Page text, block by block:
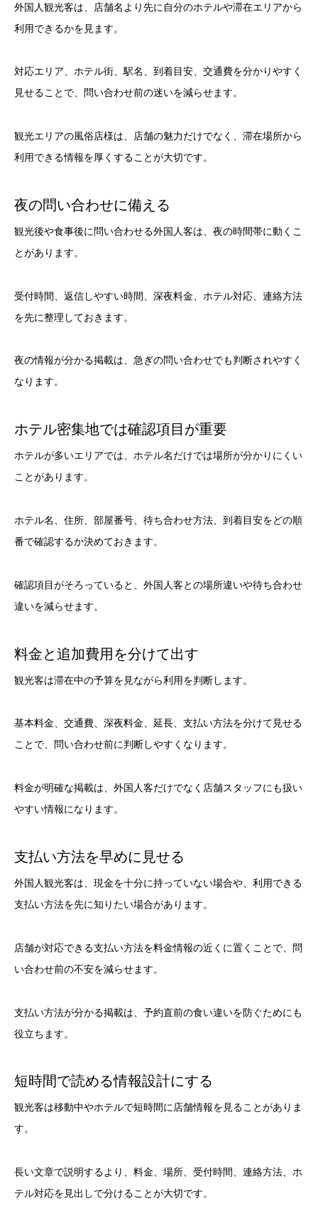
外国人観光客は、店舗名より先に自分のホテルや滞在エリアから
利用できるかを見ます。
対応エリア、ホテル街、駅名、到着目安、交通費を分かりやすく
見せることで、問い合わせ前の迷いを減らせます。
観光エリアの風俗店様は、店舗の魅力だけでなく、滞在場所から
利用できる情報を厚くすることが大切です。
夜の問い合わせに備える
観光後や食事後に問い合わせる外国人客は、夜の時間帯に動くこ
とがあります。
受付時間、返信しやすい時間、深夜料金、ホテル対応、連絡方法
を先に整理しておきます。
夜の情報が分かる掲載は、急ぎの問い合わせでも判断されやすく
なります。
ホテル密集地では確認項目が重要
ホテルが多いエリアでは、ホテル名だけでは場所が分かりにくい
ことがあります。
ホテル名、住所、部屋番号、待ち合わせ方法、到着目安をどの順
番で確認するか決めておきます。
確認項目がそろっていると、外国人客との場所違いや待ち合わせ
違いを減らせます。
料金と追加費用を分けて出す
観光客は滞在中の予算を見ながら利用を判断します。
基本料金、交通費、深夜料金、延長、支払い方法を分けて見せる
ことで、問い合わせ前に判断しやすくなります。
料金が明確な掲載は、外国人客だけでなく店舗スタッフにも扱い
やすい情報になります。
支払い方法を早めに見せる
外国人観光客は、現金を十分に持っていない場合や、利用できる
支払い方法を先に知りたい場合があります。
店舗が対応できる支払い方法を料金情報の近くに置くことで、問
い合わせ前の不安を減らせます。
支払い方法が分かる掲載は、予約直前の食い違いを防ぐためにも
役立ちます。
短時間で読める情報設計にする
観光客は移動中やホテルで短時間に店舗情報を見ることがありま
す。
長い文章で説明するより、料金、場所、受付時間、連絡方法、ホ
テル対応を見出しで分けることが大切です。